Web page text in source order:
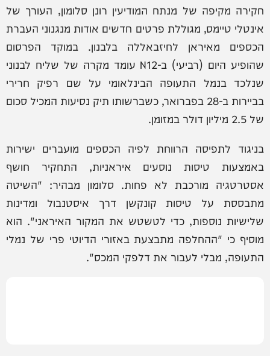
חקירה מקיפה של מנתח המודיעין רונן סלומון, העורך של
אינטלי טיימס, מגוללת פרטים חדשים אודות מנגנוני העברת
הכספים מאיראן לחיזבאללה בלבנון. במוקד הפרסום
שהופיע היום (רביעי) ב-N12 עומד מקרה של שליח לבנוני
שנלכד בנמל התעופה הבינלאומי על שם רפיק חרירי
בביירות ב-28 בפברואר, כשברשותו תיק נסיעות המכיל סכום
של 2.5 מיליון דולר במזומן.
בניגוד לתפיסה הרווחת לפיה הכספים מועברים ישירות
באמצעות טיסות נוסעים איראניות, התחקיר חושף
אסטרטגיה מורכבת לא פחות. סלומון מבהיר: "השיטה
מתבססת על טיסות קונקשן דרך איסטנבול ומדינות
שלישיות נוספות, כדי לטשטש את המקור האיראני". הוא
מוסיף כי "ההחלפה מתבצעת באזורי הדיוטי פרי של נמלי
התעופה, מבלי לעבור את דלפקי המכס".